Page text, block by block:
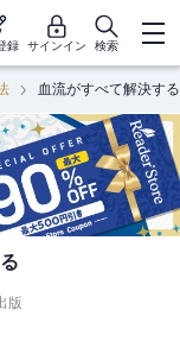
録 サインイン 検索
血流がすべて解決する
版